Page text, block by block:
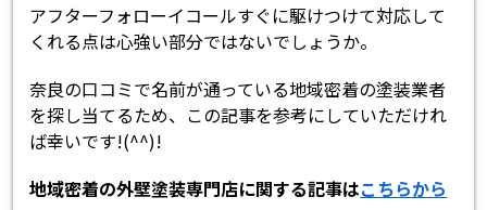
アフターフォローイコールすぐに駆けつけて対応して
くれる点は心強い部分ではないでしょうか。
奈良の口コミで名前が通っている地域密着の塗装業者
を探し当てるため、この記事を参考にしていただけれ
ば幸いです!(^^)!
地域密着の外壁塗装専門店に関する記事はこちらから